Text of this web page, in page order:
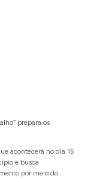
prepara os
acontecerá no dia 15
e busca
por meio do